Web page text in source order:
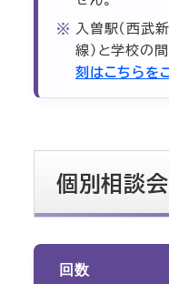
入曽駅（西武
線）と学校の
刻はこちらを
個別相談会
回数